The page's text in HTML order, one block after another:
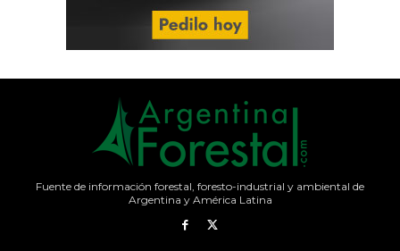
Fuente de información forestal, foresto-industrial y ambiental de
Argentina y América Latina